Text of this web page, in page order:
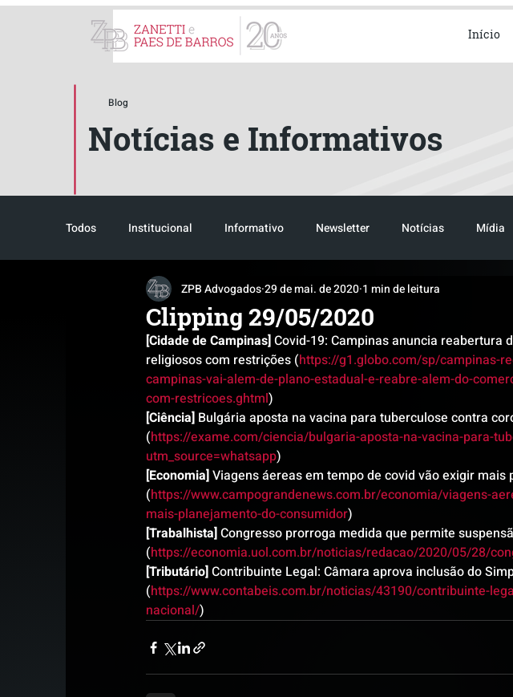
Início
Blog
Notícias e Informativos
Todos Institucional Informativo Newsletter Notícias Mídia
Reconhecimento Tributário Pós-evento TRANSPORTE
Clipping 29/05/2020
ZPB Advogados29 de mai. de 2020 1 min de leitura
[Cidade de Campinas] Covid-19: Campinas anuncia reabertura
religiosos com restrições (https://g1.globo.com/sp/campinas-
campinas-vai-alem-de-plano-estadual-e-reabre-alem-do-
com-restricoes.ghtml)
[Ciência] Bulgária aposta na vacina para tuberculose contra
(https://exame.com/ciencia/bulgaria-aposta-na-vacina-para-
utm_source=whatsapp)
[Economia] Viagens áereas em tempo de covid vão exigir
(https://www.campograndenews.com.br/economia/viagens-
mais-planejamento-do-consumidor)
[Trabalhista] Congresso prorroga medida que permite
(https://economia.uol.com.br/noticias/redacao/2020/05/28/
[Tributário] Contribuinte Legal: Câmara aprova inclusão do
(https://www.contabeis.com.br/noticias/43190/contribuinte-
nacional/)